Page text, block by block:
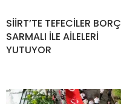
SİİRT’TE TEFECİLER BORÇ
SARMALI İLE AİLELERİ
YUTUYOR